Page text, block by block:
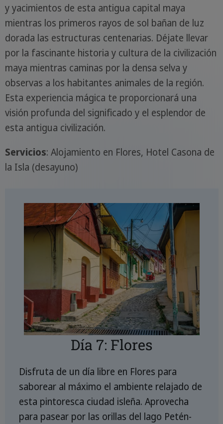
y yacimientos de esta antigua capital maya
mientras los primeros rayos de sol bañan de luz
dorada las estructuras centenarias. Déjate llevar
por la fascinante historia y cultura de la civilización
maya mientras caminas por la densa selva y
observas a los habitantes animales de la región.
Esta experiencia mágica te proporcionará una
visión profunda del significado y el esplendor de
esta antigua civilización.
Servicios: Alojamiento en Flores, Hotel Casona de
la Isla (desayuno)
Día 7: Flores
Disfruta de un día libre en Flores para
saborear al máximo el ambiente relajado de
esta pintoresca ciudad isleña. Aprovecha
para pasear por las orillas del lago Petén-